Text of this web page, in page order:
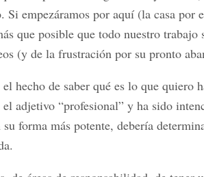
Si empezáramos por aquí (la casa por
que posible que todo nuestro trabajo
(y de la frustración por su pronto
hecho de saber qué es lo que quiero
adjetivo “profesional” y ha sido
forma más potente, debería